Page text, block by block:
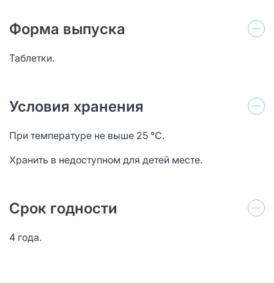
Форма выпуска
Таблетки.
Условия хранения
При температуре не выше 25 ℃.
Хранить в недоступном для детей месте.
Срок годности
4 года.